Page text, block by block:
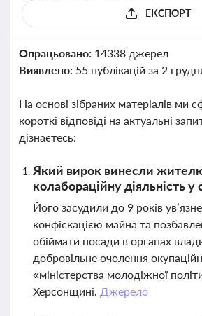
ЕКСПОРТ
Опрацьовано: 14338 джерел
Виявлено: 55 публікацій за 2
На основі зібраних матеріалів ми
короткі відповіді на актуальні
дізнаєтесь:
Який вирок винесли
колабораційну діяльність у
Його засудили до 9 років
конфіскацією майна та
обіймати посади в органах
добровільне очолення
«міністерства молодіжної
Херсонщині. Джерело